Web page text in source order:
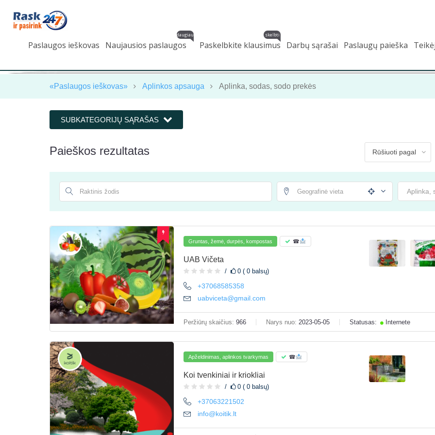
Paslaugos ieškovas Naujausios paslaugos
daugiau
Paskelbkite klausimus
skelbti
Darbų sąrašai Paslaugų paieška
«Paslaugos ieškovas» Aplinkos apsauga Aplinka, sodas, sodo prekės
SUBKATEGORIJŲ SĄRAŠAS
Paieškos rezultatas
Aplinka,
Gruntas, žemė, durpės, kompostas ☎
UAB Vičeta
0 ( 0 balsų)
+37068585358
uabviceta@gmail.com
Peržiūrų skaičius: 966 Narys nuo: 2023-05-05 Statusas: Internete
Apželdinimas, aplinkos tvarkymas ☎
Koi tvenkiniai ir kriokliai
0 ( 0 balsų)
+37063221502
info@koitik.lt